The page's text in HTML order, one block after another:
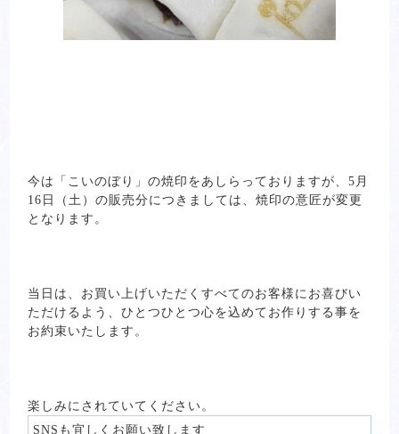
今は「こいのぼり」の焼印をあしらっておりますが、5月
16日（土）の販売分につきましては、焼印の意匠が変更
となります。
当日は、お買い上げいただくすべてのお客様にお喜びい
ただけるよう、ひとつひとつ心を込めてお作りする事を
お約束いたします。
楽しみにされていてください。
SNSも宜しくお願い致します